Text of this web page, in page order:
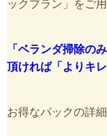
ックプラン」をご
「ベランダ掃除の
頂ければ「よりキ
お得なパックの詳